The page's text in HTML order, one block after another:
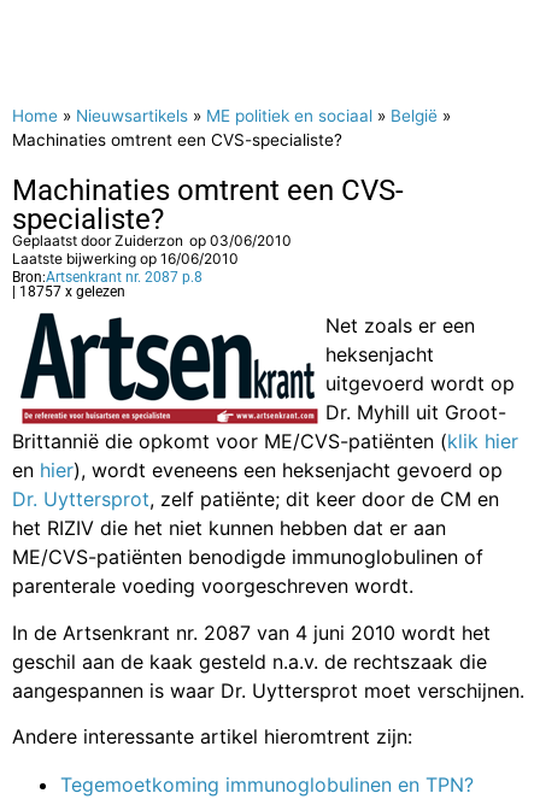
Home » Nieuwsartikels » ME politiek en sociaal » België »
Machinaties omtrent een CVS-specialiste?
Machinaties omtrent een CVS-
specialiste?
Geplaatst doorZuiderzon op 03/06/2010
Laatste bijwerking op 16/06/2010
Bron:Artsenkrant nr. 2087 p.8
| 18757 x gelezen
Net zoals er een
heksenjacht
uitgevoerd wordt op
Dr. Myhill uit Groot-
Brittannië die opkomt voor ME/CVS-patiënten (klik hier
en hier), wordt eveneens een heksenjacht gevoerd op
Dr. Uyttersprot, zelf patiënte; dit keer door de CM en
het RIZIV die het niet kunnen hebben dat er aan
ME/CVS-patiënten benodigde immunoglobulinen of
parenterale voeding voorgeschreven wordt.
In de Artsenkrant nr. 2087 van 4 juni 2010 wordt het
geschil aan de kaak gesteld n.a.v. de rechtszaak die
aangespannen is waar Dr. Uyttersprot moet verschijnen.
Andere interessante artikel hieromtrent zijn:
Tegemoetkoming immunoglobulinen en TPN?